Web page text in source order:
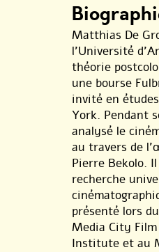
Matthias De
l’Université
théorie
une bourse
invité en
York. Pendant
analysé le
au travers de
Pierre Bekolo.
recherche
présenté lors
Media City
Institute et au